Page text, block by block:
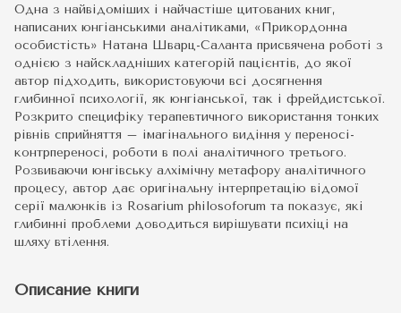
Одна з найвідоміших і найчастіше цитованих книг,
написаних юнгіанськими аналітиками, «Прикордонна
особистість» Натана Шварц-Саланта присвячена роботі з
однією з найскладніших категорій пацієнтів, до якої
автор підходить, використовуючи всі досягнення
глибинної психології, як юнгіанської, так і фрейдистської.
Розкрито специфіку терапевтичного використання тонких
рівнів сприйняття – імагінального видіння у переносі-
контрпереносі, роботи в полі аналітичного третього.
Розвиваючи юнгівську алхімічну метафору аналітичного
процесу, автор дає оригінальну інтерпретацію відомої
серії малюнків із Rosarium philosoforum та показує, які
глибинні проблеми доводиться вирішувати психіці на
шляху втілення.
Описание книги